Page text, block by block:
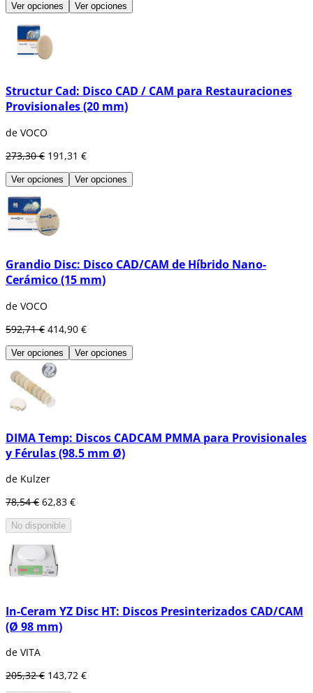
Ver opciones Ver opciones
Structur Cad: Disco CAD / CAM para Restauraciones
Provisionales (20 mm)
de VOCO
273,30 € 191,31 €
Ver opciones Ver opciones
Grandio Disc: Disco CAD/CAM de Híbrido Nano-
Cerámico (15 mm)
de VOCO
592,71 € 414,90 €
Ver opciones Ver opciones
DIMA Temp: Discos CADCAM PMMA para Provisionales
y Férulas (98.5 mm Ø)
de Kulzer
78,54 € 62,83 €
No disponible
In-Ceram YZ Disc HT: Discos Presinterizados CAD/CAM
(Ø 98 mm)
de VITA
205,32 € 143,72 €